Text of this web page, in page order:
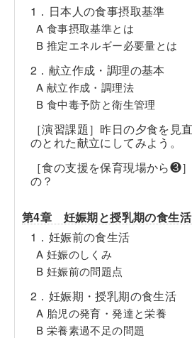
1．日本人の食事摂取基準
A 食事摂取基準とは
B 推定エネルギー必要量とは
2．献立作成・調理の基本
A 献立作成・調理法
B 食中毒予防と衛生管理
［演習課題］昨日の夕食を見
のとれた献立にしてみよう。
［食の支援を保育現場から❸
の？
第4章 妊娠期と授乳期の食生活
1．妊娠前の食生活
A 妊娠のしくみ
B 妊娠前の問題点
2．妊娠期・授乳期の食生活
A 胎児の発育・発達と栄養
B 栄養素過不足の問題